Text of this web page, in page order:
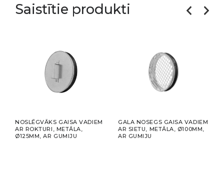
Saistītie produkti
NOSLĒGVĀKS GAISA VADIEM
AR ROKTURI, METĀLA,
Ø125MM, AR GUMIJU
GALA NOSEGS GAISA VADIEM
AR SIETU, METĀLA, Ø100MM,
AR GUMIJU